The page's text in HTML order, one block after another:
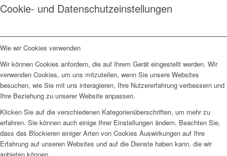
Cookie- und Datenschutzeinstellungen
Wie wir Cookies verwenden
Wir können Cookies anfordern, die auf Ihrem Gerät eingestellt werden. Wir
verwenden Cookies, um uns mitzuteilen, wenn Sie unsere Websites
besuchen, wie Sie mit uns interagieren, Ihre Nutzererfahrung verbessern und
Ihre Beziehung zu unserer Website anpassen.
Klicken Sie auf die verschiedenen Kategorienüberschriften, um mehr zu
erfahren. Sie können auch einige Ihrer Einstellungen ändern. Beachten Sie,
dass das Blockieren einiger Arten von Cookies Auswirkungen auf Ihre
Erfahrung auf unseren Websites und auf die Dienste haben kann, die wir
anbieten können.